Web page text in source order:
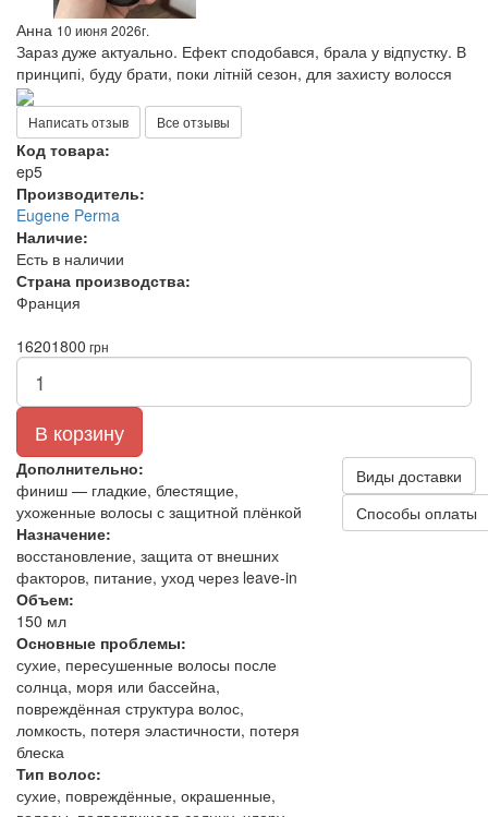
Анна 10 июня 2026г.
Зараз дуже актуально. Ефект сподобався, брала у відпустку. В
принципі, буду брати, поки літній сезон, для захисту волосся
Написать отзыв Все отзывы
Код товара:
ep5
Производитель:
Eugene Perma
Наличие:
Есть в наличии
Страна производства:
Франция
16201800 грн
В корзину
Дополнительно:
финиш — гладкие, блестящие,
ухоженные волосы с защитной плёнкой
Назначение:
восстановление, защита от внешних
факторов, питание, уход через leave-in
Объем:
150 мл
Основные проблемы:
сухие, пересушенные волосы после
солнца, моря или бассейна,
повреждённая структура волос,
ломкость, потеря эластичности, потеря
блеска
Тип волос:
сухие, повреждённые, окрашенные,
Виды доставки
Способы оплаты